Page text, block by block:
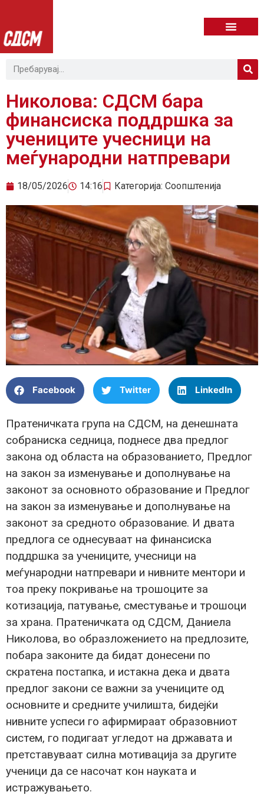
Николова: СДСМ бара
финансиска поддршка за
учениците учесници на
меѓународни натпревари
18/05/2026 14:16 Категорија: Соопштенија
Facebook Twitter LinkedIn
Пратеничката група на СДСМ, на денешната
собраниска седница, поднесе два предлог
закона од областа на образованието, Предлог
на закон за изменување и дополнување на
законот за основното образование и Предлог
на закон за изменување и дополнување на
законот за средното образование. И двата
предлога се однесуваат на финансиска
поддршка за учениците, учесници на
меѓународни натпревари и нивните ментори и
тоа преку покривање на трошоците за
котизација, патување, сместување и трошоци
за храна. Пратеничката од СДСМ, Даниела
Николова, во образложението на предлозите,
побара законите да бидат донесени по
скратена постапка, и истакна дека и двата
предлог закони се важни за учениците од
основните и средните училишта, бидејќи
нивните успеси го афирмираат образовниот
систем, го подигаат угледот на државата и
претставуваат силна мотивација за другите
ученици да се насочат кон науката и
истражувањето.